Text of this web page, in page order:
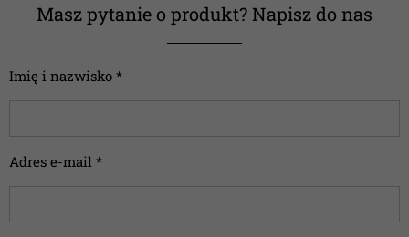
Masz pytanie o produkt? Napisz do nas
Imię i nazwisko *
Adres e-mail *